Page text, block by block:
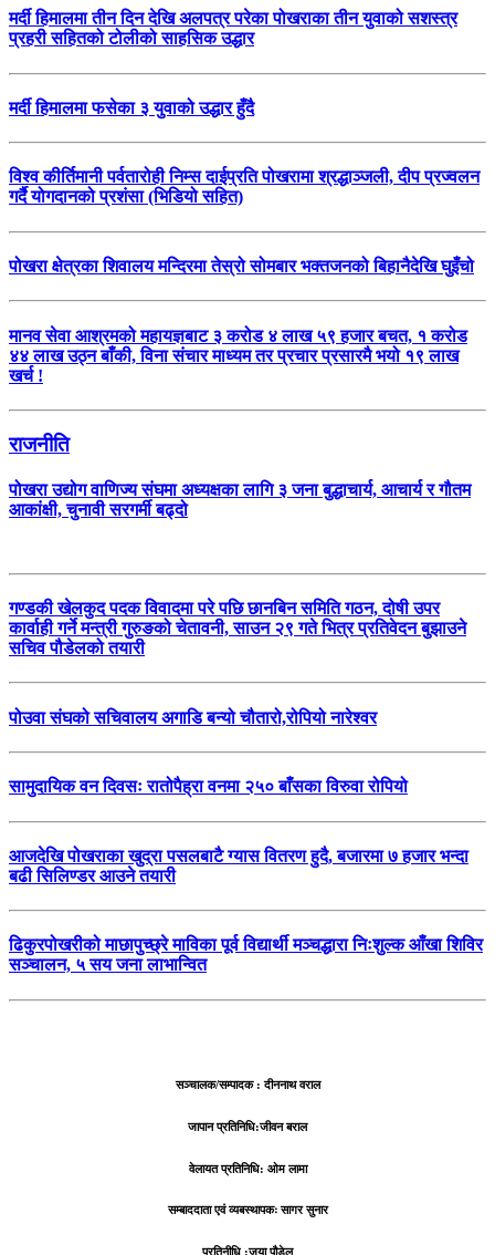
मर्दी हिमालमा तीन दिन देखि अलपत्र परेका पोखराका तीन युवाको सशस्त्र
प्रहरी सहितको टोलीको साहसिक उद्धार
मर्दी हिमालमा फसेका ३ युवाको उद्धार हुँदै
विश्व कीर्तिमानी पर्वतारोही निम्स दाईप्रति पोखरामा श्रद्धाञ्जली, दीप प्रज्वलन
गर्दै योगदानको प्रशंसा (भिडियो सहित)
पोखरा क्षेत्रका शिवालय मन्दिरमा तेस्रो सोमबार भक्तजनको बिहानैदेखि घुइँचो
मानव सेवा आश्रमको महायज्ञबाट ३ करोड ४ लाख ५९ हजार बचत, १ करोड
४४ लाख उठ्न बाँकी, विना संचार माध्यम तर प्रचार प्रसारमै भयो १९ लाख
खर्च !
राजनीति
पोखरा उद्योग वाणिज्य संघमा अध्यक्षका लागि ३ जना बुद्धाचार्य, आचार्य र गौतम
आकांक्षी, चुनावी सरगर्मी बढ्दो
गण्डकी खेलकुद पदक विवादमा परे पछि छानबिन समिति गठन, दोषी उपर
कार्वाही गर्ने मन्त्री गुरुङको चेतावनी, साउन २९ गते भित्र प्रतिवेदन बुझाउने
सचिव पौडेलको तयारी
पोउवा संघको सचिवालय अगाडि बन्यो चौतारो,रोपियो नारेश्वर
सामुदायिक वन दिवसः रातोपैह्रा वनमा २५० बाँसका विरुवा रोपियो
आजदेखि पोखराका खुद्रा पसलबाटै ग्यास वितरण हुदै, बजारमा ७ हजार भन्दा
बढी सिलिण्डर आउने तयारी
ढिकुरपोखरीको माछापुच्छ्रे माविका पूर्व विद्यार्थी मञ्चद्धारा निःशुल्क आँखा शिविर
सञ्चालन, ५ सय जना लाभान्वित
सञ्चालक/सम्पादक : दीननाथ वराल
जापान प्रतिनिधि:जीवन बराल
वेलायत प्रतिनिधि: ओम लामा
सम्बाददाता एवं व्यबस्थापकः सागर सुनार
प्रतिनीधि :जया पौडेल